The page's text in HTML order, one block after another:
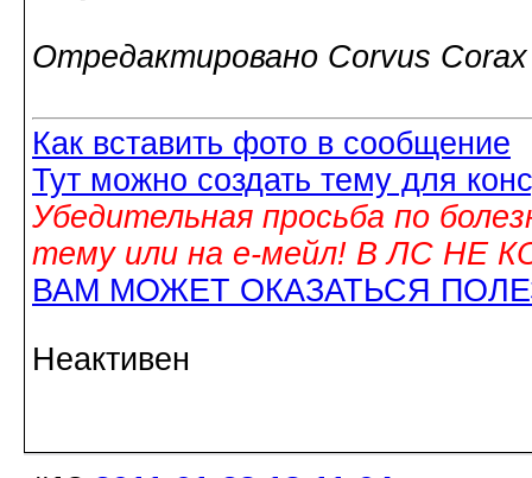
Отредактировано Corvus
Как вставить фото в сообщение
Тут можно создать тему для
Убедительная просьба по
тему или на е-мейл! В ЛС НЕ
ВАМ МОЖЕТ ОКАЗАТЬСЯ
Неактивен